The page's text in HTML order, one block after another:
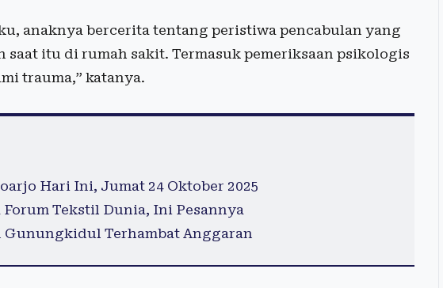
anaknya bercerita tentang peristiwa pencabulan yang
saat itu di rumah sakit. Termasuk pemeriksaan psikologis
trauma,” katanya.
Hari Ini, Jumat 24 Oktober 2025
Tekstil Dunia, Ini Pesannya
Gunungkidul Terhambat Anggaran